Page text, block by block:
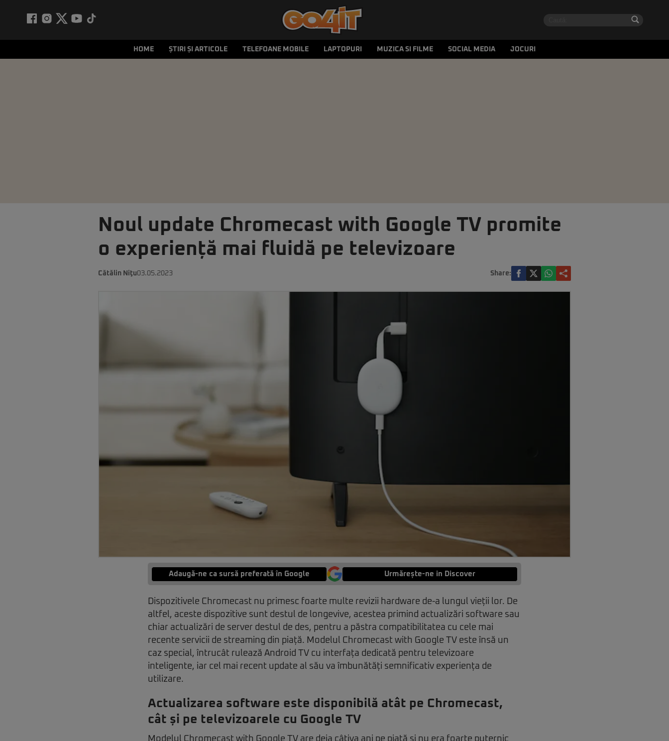
HOME ȘTIRI ȘI ARTICOLE TELEFOANE MOBILE LAPTOPURI MUZICA SI FILME SOCIAL MEDIA JOCURI
Noul update Chromecast with Google TV promite
o experiență mai fluidă pe televizoare
Cătălin Niţu03.05.2023 Share:
Adaugă-ne ca sursă preferată în Google Urmărește-ne in Discover
Dispozitivele Chromecast nu primesc foarte multe revizii hardware de-a lungul vieții lor. De
altfel, aceste dispozitive sunt destul de longevive, acestea primind actualizări software sau
chiar actualizări de server destul de des, pentru a păstra compatibilitatea cu cele mai
recente servicii de streaming din piață. Modelul Chromecast with Google TV este însă un
caz special, întrucât rulează Android TV cu interfața dedicată pentru televizoare
inteligente, iar cel mai recent update al său va îmbunătăți semnificativ experiența de
utilizare.
Actualizarea software este disponibilă atât pe Chromecast,
cât și pe televizoarele cu Google TV